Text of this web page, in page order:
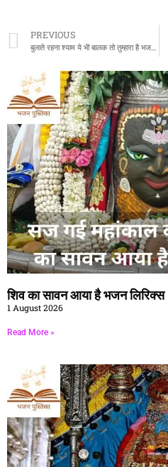
PREVIOUS
बुलाते रहना श्याम ये भी बालक तो तुम्हारा है भजन लिरिक्स
शिव का सावन आया है भजन लिरिक्स
1 August 2026
Read More »